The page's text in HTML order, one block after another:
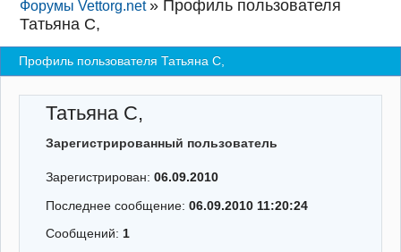
Поиск
Регистрация
Вход
Форумы Vettorg.net » Профиль пользователя
Татьяна C,
Профиль пользователя Татьяна C,
Татьяна C,
Зарегистрированный пользователь
Зарегистрирован:06.09.2010
Последнее сообщение:06.09.2010 11:20:24
Сообщений: 1